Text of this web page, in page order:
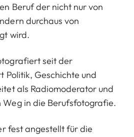
Beruf der nicht nur von
durchaus von
wird.
seit der
Politik, Geschichte und
als Radiomoderator und
in die Berufsfotografie.
fest angestellt für die